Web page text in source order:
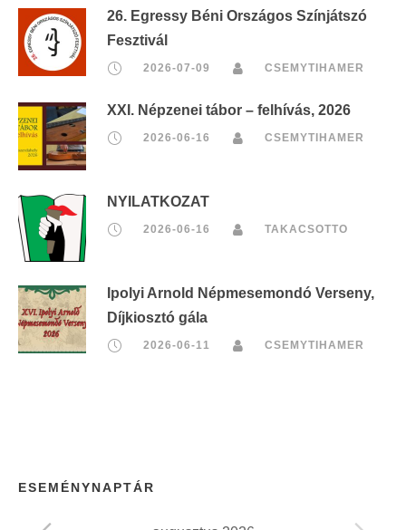
26. Egressy Béni Országos Színjátszó
Fesztivál
2026-07-09 CSEMYTIHAMER
XXI. Népzenei tábor – felhívás, 2026
2026-06-16 CSEMYTIHAMER
NYILATKOZAT
2026-06-16 TAKACSOTTO
Ipolyi Arnold Népmesemondó Verseny,
Díjkiosztó gála
2026-06-11 CSEMYTIHAMER
ESEMÉNYNAPTÁR